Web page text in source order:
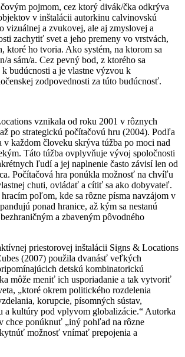
pojmom, cez ktorý divák/čka odkrýva
v inštalácii autorkinu calvinovskú
vizuálnej a zvukovej, ale aj zmyslovej a
zachytiť svet a jeho premeny vo vrstvách,
ktoré ho tvoria. Ako systém, na ktorom sa
a sám/a. Cez pevný bod, z ktorého sa
k budúcnosti a je vlastne výzvou k
zodpovednosti za túto budúcnosť.
vznikala od roku 2001 v rôznych
po strategickú počítačovú hru (2004). Podľa
v každom človeku skrýva túžba po moci nad
Táto túžba ovplyvňuje vývoj spoločnosti
ľudí a jej naplnenie často závisí len od
Počítačová hra ponúkla možnosť na chvíľu
chuti, ovládať a cítiť sa ako dobyvateľ.
hracím poľom, kde sa rôzne písma navzájom v
ponad hranice, až kým sa nestanú
a zbaveným pôvodného
priestorovej inštalácii Signs & Locations
(2007) použila dvanásť veľkých
detskú kombinatorickú
môže meniť ich usporiadanie a tak vytvoriť
„ktoré okrem politického rozdelenia
korupcie, písomných sústav,
a kultúry pod vplyvom globalizácie.“ Autorka
chce ponúknuť „iný pohľad na rôzne
možnosť vnímať prepojenia a